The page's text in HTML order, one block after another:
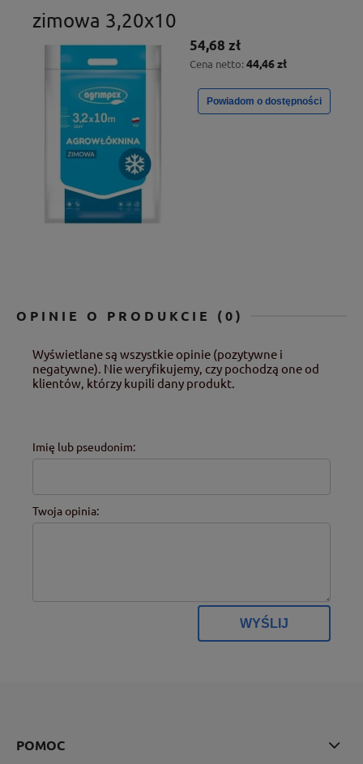
zimowa 3,20x10
54,68 zł
Cena netto: 44,46 zł
Powiadom o dostępności
OPINIE O PRODUKCIE (0)
Wyświetlane są wszystkie opinie (pozytywne i
negatywne). Nie weryfikujemy, czy pochodzą one od
klientów, którzy kupili dany produkt.
Imię lub pseudonim:
Twoja opinia:
WYŚLIJ
POMOC